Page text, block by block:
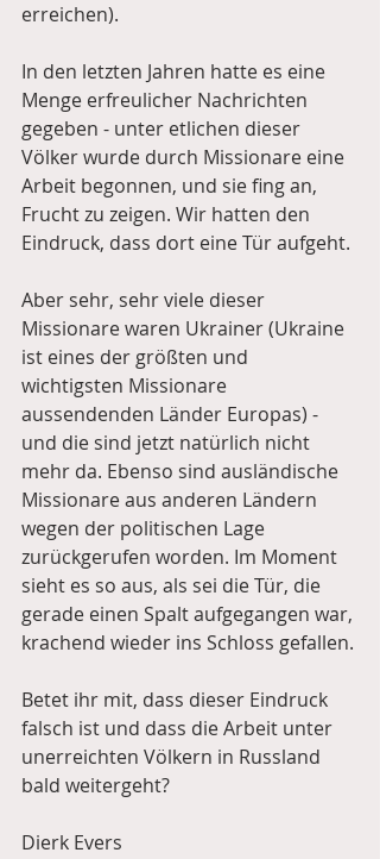
erreichen).
In den letzten Jahren hatte es eine
Menge erfreulicher Nachrichten
gegeben - unter etlichen dieser
Völker wurde durch Missionare eine
Arbeit begonnen, und sie fing an,
Frucht zu zeigen. Wir hatten den
Eindruck, dass dort eine Tür aufgeht.
Aber sehr, sehr viele dieser
Missionare waren Ukrainer (Ukraine
ist eines der größten und
wichtigsten Missionare
aussendenden Länder Europas) -
und die sind jetzt natürlich nicht
mehr da. Ebenso sind ausländische
Missionare aus anderen Ländern
wegen der politischen Lage
zurückgerufen worden. Im Moment
sieht es so aus, als sei die Tür, die
gerade einen Spalt aufgegangen war,
krachend wieder ins Schloss gefallen.
Betet ihr mit, dass dieser Eindruck
falsch ist und dass die Arbeit unter
unerreichten Völkern in Russland
bald weitergeht?
Dierk Evers